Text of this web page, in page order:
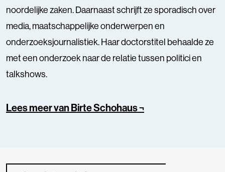
noordelijke zaken. Daarnaast schrijft ze sporadisch over
media, maatschappelijke onderwerpen en
onderzoeksjournalistiek. Haar doctorstitel behaalde ze
met een onderzoek naar de relatie tussen politici en
talkshows.
Lees meer van Birte Schohaus ¬